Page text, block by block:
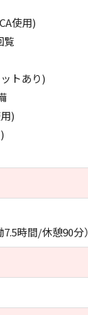
使用)
覧
トあり)
)
時間/休憩90分）